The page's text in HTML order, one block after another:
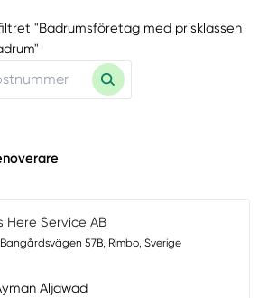
"Badrumsföretag med prisklassen
Here Service AB
Bangårdsvägen 57B, Rimbo, Sverige
Aljawad